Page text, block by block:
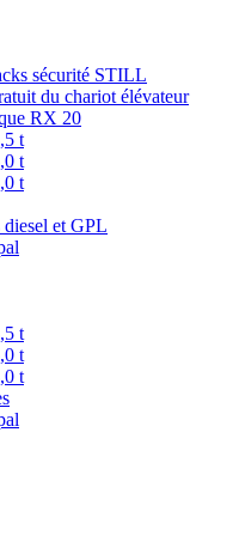
sécurité STILL
du chariot élévateur
RX 20
t
t
t
diesel et GPL
t
t
t